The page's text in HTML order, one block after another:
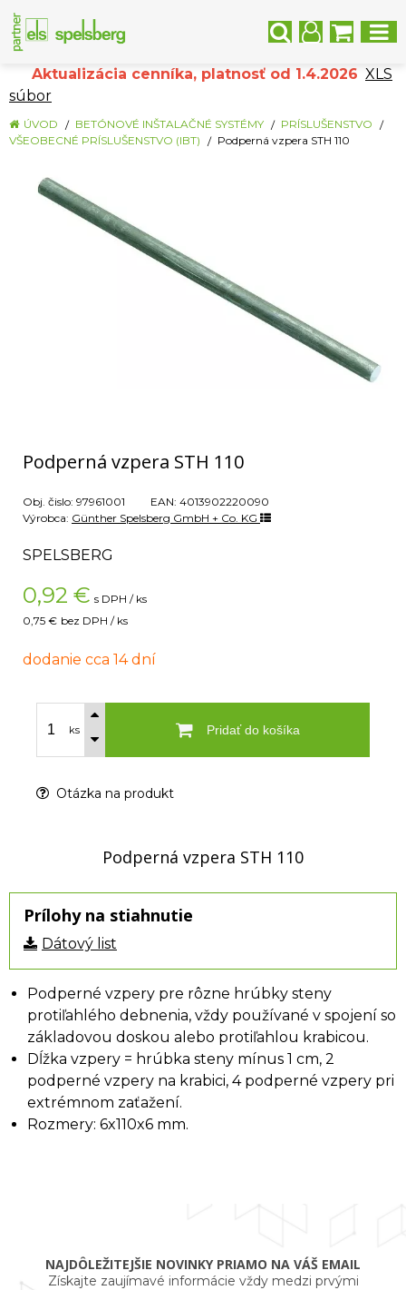
Aktualizácia cenníka, platnosť od 1.4.2026 XLS
súbor
ÚVOD BETÓNOVÉ INŠTALAČNÉ SYSTÉMY
PRÍSLUŠENSTVO
VŠEOBECNÉ PRÍSLUŠENSTVO (IBT)
Podperná vzpera STH 110
Podperná vzpera STH 110
Obj. čislo: 97961001 EAN: 4013902220090
Výrobca: Günther Spelsberg GmbH + Co. KG
SPELSBERG
0,92 € s DPH / ks
0,75 € bez DPH / ks
dodanie cca 14 dní
ks Pridať do košíka
Otázka na produkt
Podperná vzpera STH 110
Prílohy na stiahnutie
Dátový list
Podperné vzpery pre rôzne hrúbky steny
protiľahlého debnenia, vždy používané v spojení so
základovou doskou alebo protiľahlou krabicou.
Dĺžka vzpery = hrúbka steny mínus 1 cm, 2
podperné vzpery na krabici, 4 podperné vzpery pri
extrémnom zaťažení.
Rozmery: 6x110x6 mm.
NAJDÔLEŽITEJŠIE NOVINKY PRIAMO NA VÁŠ EMAIL
Získajte zaujímavé informácie vždy medzi prvými